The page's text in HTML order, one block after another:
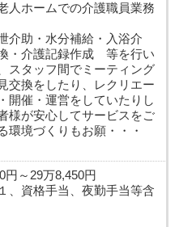
人ホームでの介護職員業務
介助・水分補給・入浴介
・介護記録作成 等を行い
スタッフ間でミーティング
交換をしたり、レクリエー
開催・運営をしていたりし
様が安心してサービスをご
環境づくりもお願・・・
円～29万8,450円
、資格手当、夜勤手当等含